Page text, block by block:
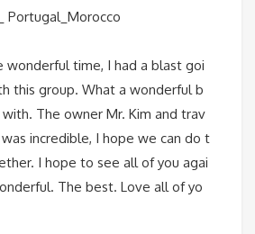
Portugal_Morocco
wonderful time, I had a blast goi
this group. What a wonderful b
The owner Mr. Kim and trav
incredible, I hope we can do t
I hope to see all of you agai
The best. Love all of yo